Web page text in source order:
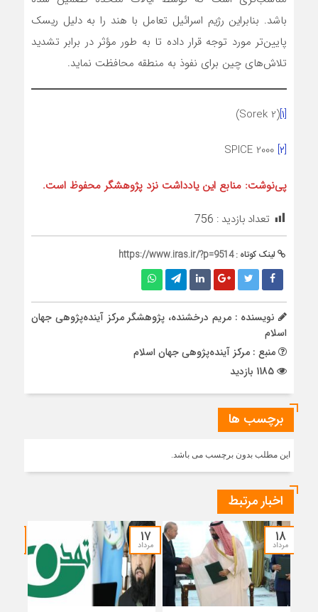
باشد. بنابراین رژیم اسرائیل تعامل با هند را به دلیل ریسک
پایین‌تر مورد توجه قرار داده تا به طور مؤثر در برابر تشدید
تلاش‌های چین برای نفوذ به منطقه محافظت نماید.
[۱] (Sorek 2)
[۲]
پی‌نوشت: منابع این یادداشت نزد پژوهشگر محفوظ است.
تعداد بازدید : 756
لینک کوتاه :https://www.iras.ir/?p=9514
نویسنده : مریم درخشنده، پژوهشگر مرکز آینده‌پژوهی جهان
اسلام
منبع : مرکز آینده‌پژوهی جهان اسلام
برچسب ها
این مطلب بدون برچسب می باشد.
اخبار مرتبط
۱۸
مرداد ۱۷
مرداد